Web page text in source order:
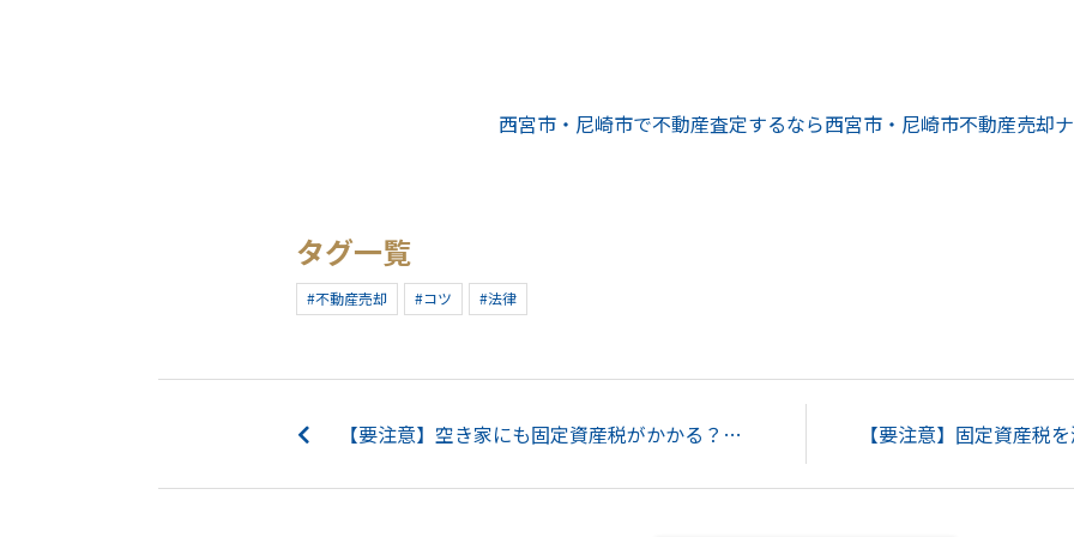
西宮市・尼崎市で不動産査定するなら西宮市・尼崎市不動産売却ナ
タグ一覧
#不動産売却 #コツ #法律
【要注意】空き家にも固定資産税がかかる？計算方法や節税方法を解説...